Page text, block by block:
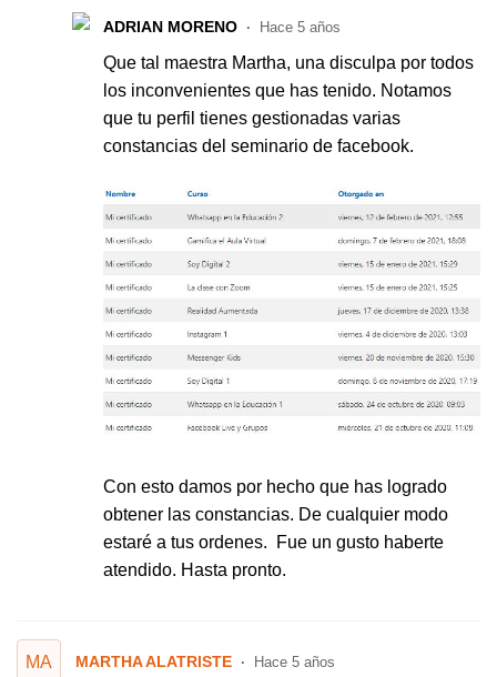
ADRIAN MORENO Hace 5 años
Que tal maestra Martha, una disculpa por todos
los inconvenientes que has tenido. Notamos
que tu perfil tienes gestionadas varias
constancias del seminario de facebook.
Con esto damos por hecho que has logrado
obtener las constancias. De cualquier modo
estaré a tus ordenes. Fue un gusto haberte
atendido. Hasta pronto.
MA MARTHA ALATRISTE Hace 5 años